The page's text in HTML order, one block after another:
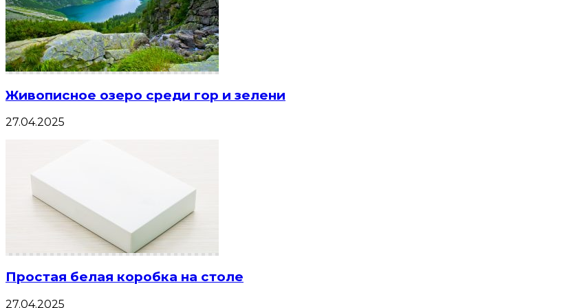
Живописное озеро среди гор и зелени
27.04.2025
Простая белая коробка на столе
27.04.2025